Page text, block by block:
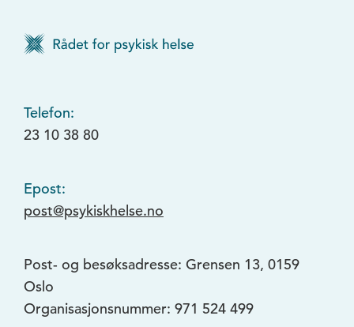
Telefon:
23 10 38 80
Epost:
post@psykiskhelse.no
Post- og besøksadresse: Grensen 13, 0159
Oslo
Organisasjonsnummer: 971 524 499